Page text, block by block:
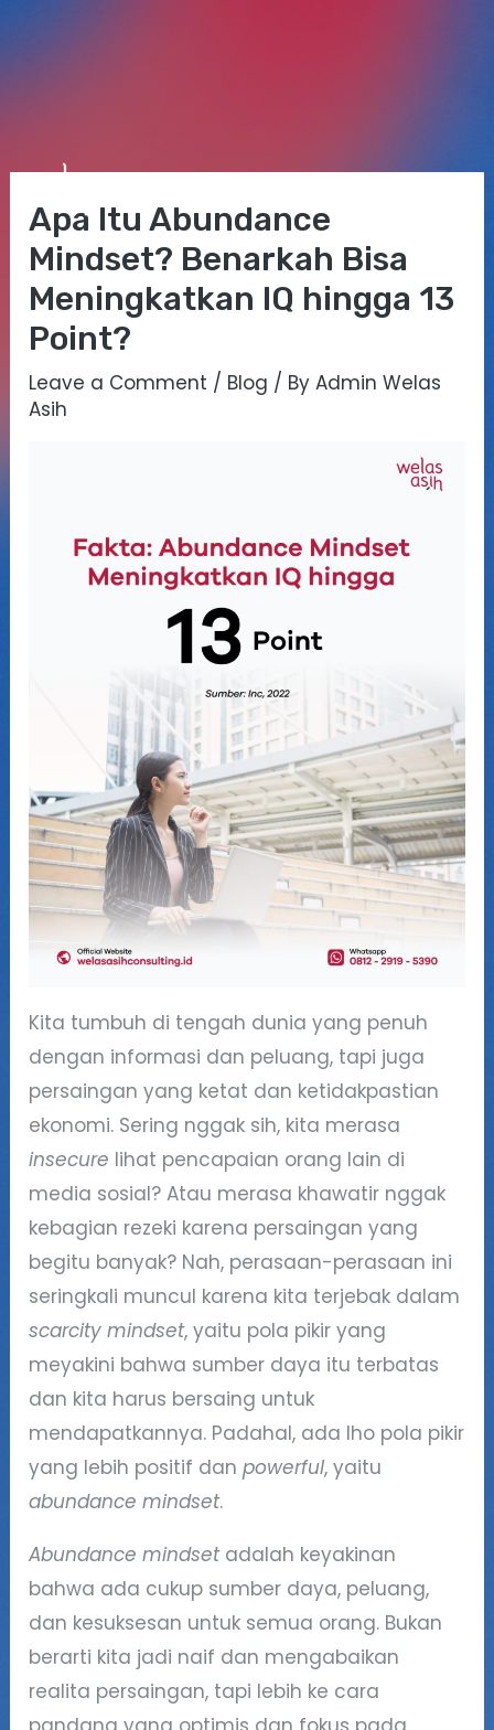
content
Apa Itu Abundance
Mindset? Benarkah Bisa
Meningkatkan IQ hingga 13
Point?
Leave a Comment / Blog / ByAdmin Welas
Asih
Kita tumbuh di tengah dunia yang penuh
dengan informasi dan peluang, tapi juga
persaingan yang ketat dan ketidakpastian
ekonomi. Sering nggak sih, kita merasa
insecure lihat pencapaian orang lain di
media sosial? Atau merasa khawatir nggak
kebagian rezeki karena persaingan yang
begitu banyak? Nah, perasaan-perasaan ini
seringkali muncul karena kita terjebak dalam
scarcity mindset, yaitu pola pikir yang
meyakini bahwa sumber daya itu terbatas
dan kita harus bersaing untuk
mendapatkannya. Padahal, ada lho pola pikir
yang lebih positif danpowerful, yaitu
abundance mindset.
Abundance mindsetadalah keyakinan
bahwa ada cukup sumber daya, peluang,
dan kesuksesan untuk semua orang. Bukan
berarti kita jadi naif dan mengabaikan
realita persaingan, tapi lebih ke cara